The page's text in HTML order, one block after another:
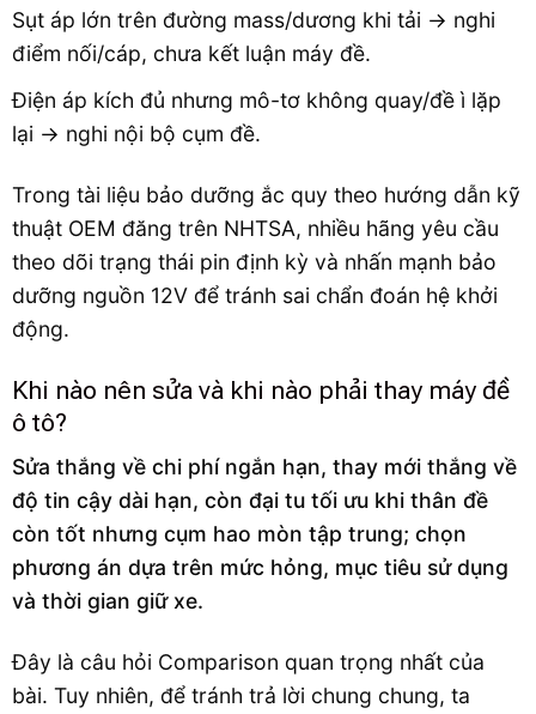
Sụt áp lớn trên đường mass/dương khi tải → nghi
điểm nối/cáp, chưa kết luận máy đề.
Điện áp kích đủ nhưng mô-tơ không quay/đề ì lặp
lại → nghi nội bộ cụm đề.
Trong tài liệu bảo dưỡng ắc quy theo hướng dẫn kỹ
thuật OEM đăng trên NHTSA, nhiều hãng yêu cầu
theo dõi trạng thái pin định kỳ và nhấn mạnh bảo
dưỡng nguồn 12V để tránh sai chẩn đoán hệ khởi
động.
Khi nào nên sửa và khi nào phải thay máy đề
ô tô?
Sửa thắng về chi phí ngắn hạn, thay mới thắng về
độ tin cậy dài hạn, còn đại tu tối ưu khi thân đề
còn tốt nhưng cụm hao mòn tập trung; chọn
phương án dựa trên mức hỏng, mục tiêu sử dụng
và thời gian giữ xe.
Đây là câu hỏi Comparison quan trọng nhất của
bài. Tuy nhiên, để tránh trả lời chung chung, ta